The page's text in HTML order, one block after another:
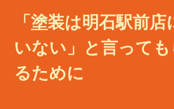
「塗装は明石駅前
いない」と言って
るために